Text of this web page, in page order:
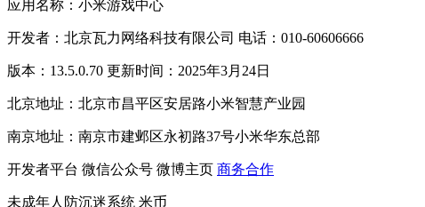
应用名称：小米游戏中心
开发者：北京瓦力网络科技有限公司 电话：010-60606666
版本：13.5.0.70 更新时间：2025年3月24日
北京地址：北京市昌平区安居路小米智慧产业园
南京地址：南京市建邺区永初路37号小米华东总部
开发者平台 微信公众号 微博主页 商务合作
未成年人防沉迷系统 米币